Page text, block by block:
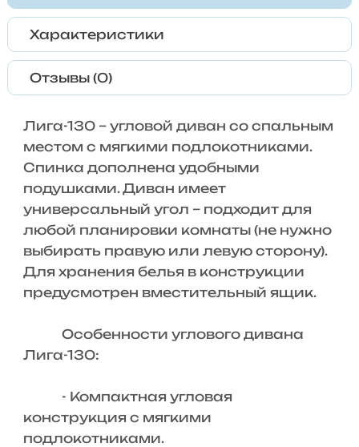
Характеристики
Отзывы (0)
Лига-130 – угловой диван со спальным
местом с мягкими подлокотниками.
Спинка дополнена удобными
подушками. Диван имеет
универсальный угол – подходит для
любой планировки комнаты (не нужно
выбирать правую или левую сторону).
Для хранения белья в конструкции
предусмотрен вместительный ящик.
Особенности углового дивана
Лига-130:
- Компактная угловая
конструкция с мягкими
подлокотниками.